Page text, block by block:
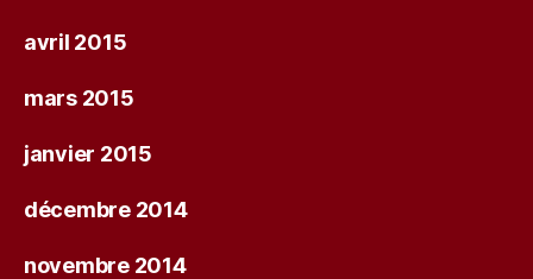
avril 2015
mars 2015
janvier 2015
décembre 2014
novembre 2014